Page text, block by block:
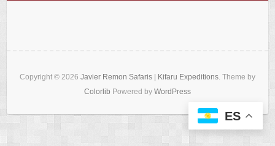
Copyright © 2026 Javier Remon Safaris | Kifaru Expeditions. Theme by
Colorlib Powered by WordPress
ES